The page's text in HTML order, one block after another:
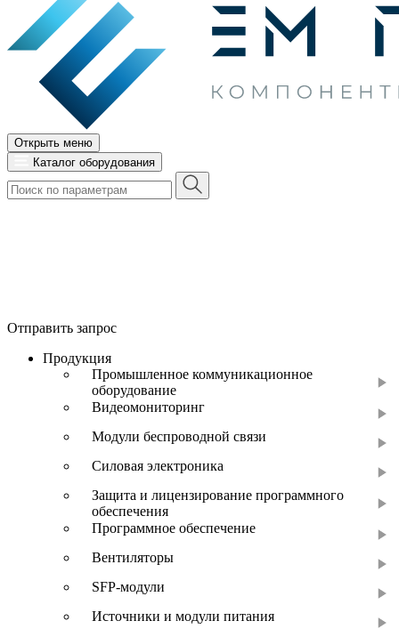
Открыть меню
Каталог оборудования
Отправить запрос
Продукция
Промышленное коммуникационное
оборудование
Видеомониторинг
Модули беспроводной связи
Силовая электроника
Защита и лицензирование программного
обеспечения
Программное обеспечение
Вентиляторы
SFP-модули
Источники и модули питания